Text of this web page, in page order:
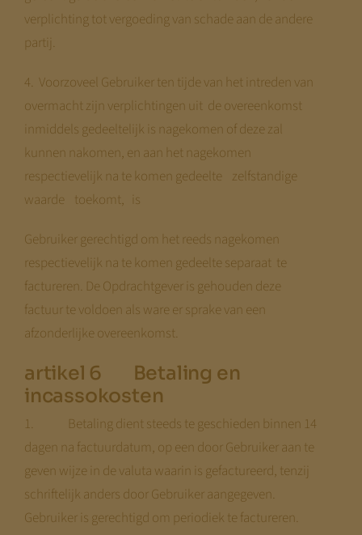
verplichting tot vergoeding van schade aan de andere
partij.
4. Voorzoveel Gebruiker ten tijde van het intreden van
overmacht zijn verplichtingen uit de overeenkomst
inmiddels gedeeltelijk is nagekomen of deze zal
kunnen nakomen, en aan het nagekomen
respectievelijk na te komen gedeelte zelfstandige
waarde toekomt, is
Gebruiker gerechtigd om het reeds nagekomen
respectievelijk na te komen gedeelte separaat te
factureren. De Opdrachtgever is gehouden deze
factuur te voldoen als ware er sprake van een
afzonderlijke overeenkomst.
artikel 6 Betaling en
incassokosten
1. Betaling dient steeds te geschieden binnen 14
dagen na factuurdatum, op een door Gebruiker aan te
geven wijze in de valuta waarin is gefactureerd, tenzij
schriftelijk anders door Gebruiker aangegeven.
Gebruiker is gerechtigd om periodiek te factureren.